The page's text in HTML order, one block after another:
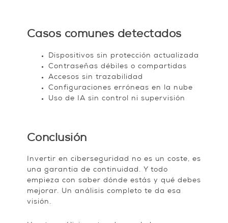
Casos comunes detectados
Dispositivos sin protección actualizada
Contraseñas débiles o compartidas
Accesos sin trazabilidad
Configuraciones erróneas en la nube
Uso de IA sin control ni supervisión
Conclusión
Invertir en ciberseguridad no es un coste, es
una garantía de continuidad. Y todo
empieza con saber dónde estás y qué debes
mejorar. Un análisis completo te da esa
visión.